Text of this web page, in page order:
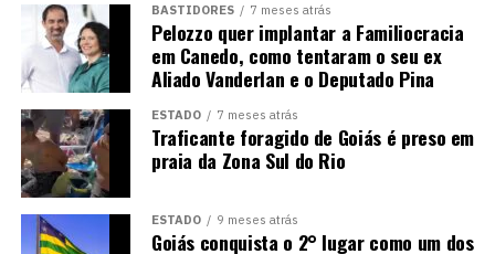
BASTIDORES 7 meses atrás
Pelozzo quer implantar a Familiocracia
em Canedo, como tentaram o seu ex
Aliado Vanderlan e o Deputado Pina
ESTADO 7 meses atrás
Traficante foragido de Goiás é preso em
praia da Zona Sul do Rio
ESTADO 9 meses atrás
Goiás conquista o 2° lugar como um dos